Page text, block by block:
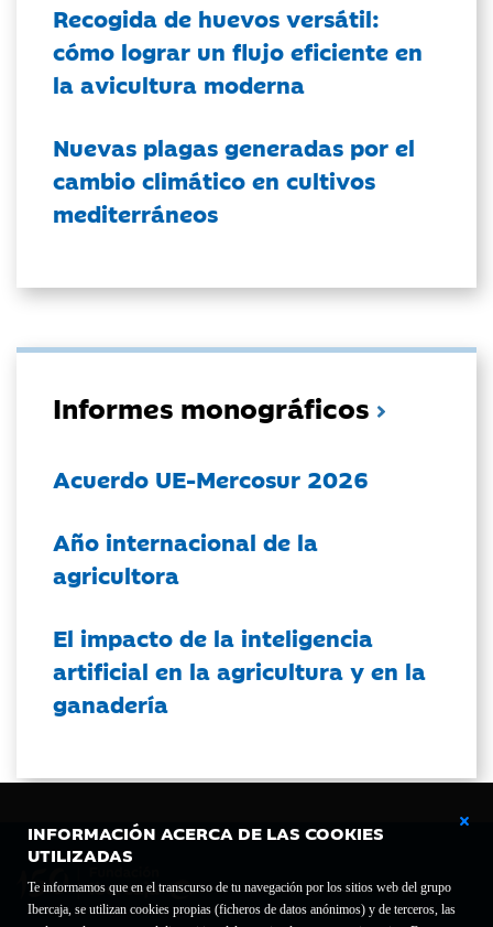
INFORMACIÓN ACERCA DE LAS COOKIES
UTILIZADAS
Te informamos que en el transcurso de tu navegación por los sitios web del grupo
Ibercaja, se utilizan cookies propias (ficheros de datos anónimos) y de terceros, las
Recogida de huevos versátil:
cómo lograr un flujo eficiente en
la avicultura moderna
Nuevas plagas generadas por el
cambio climático en cultivos
mediterráneos
Informes monográficos
Acuerdo UE-Mercosur 2026
Año internacional de la
agricultora
El impacto de la inteligencia
artificial en la agricultura y en la
ganadería